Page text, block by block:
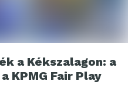
a Kékszalagon: a
KPMG Fair Play